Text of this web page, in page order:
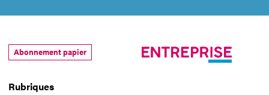
Rubriques
Abonnement papier